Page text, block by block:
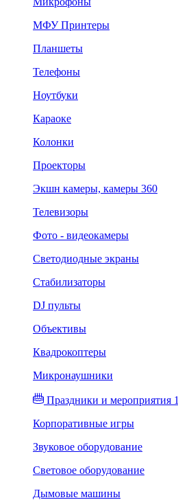
МФУ Принтеры
Планшеты
Телефоны
Ноутбуки
Караоке
Колонки
Проекторы
Экшн камеры, камеры 360
Телевизоры
Фото - видеокамеры
Светодиодные экраны
Стабилизаторы
DJ пульты
Объективы
Квадрокоптеры
Микронаушники
Праздники и мероприятия 1
Корпоративные игры
Звуковое оборудование
Световое оборудование
Дымовые машины